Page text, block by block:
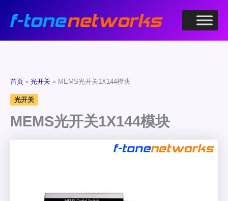
首页 光开关 MEMS光开关1X144模块
光开关
MEMS光开关1X144模块